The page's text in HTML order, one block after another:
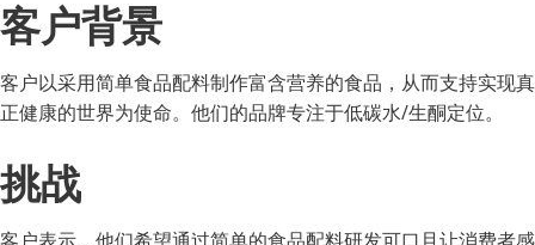
客户背景
客户以采用简单食品配料制作富含营养的食品，从而支持实现真
正健康的世界为使命。他们的品牌专注于低碳水/生酮定位。
挑战